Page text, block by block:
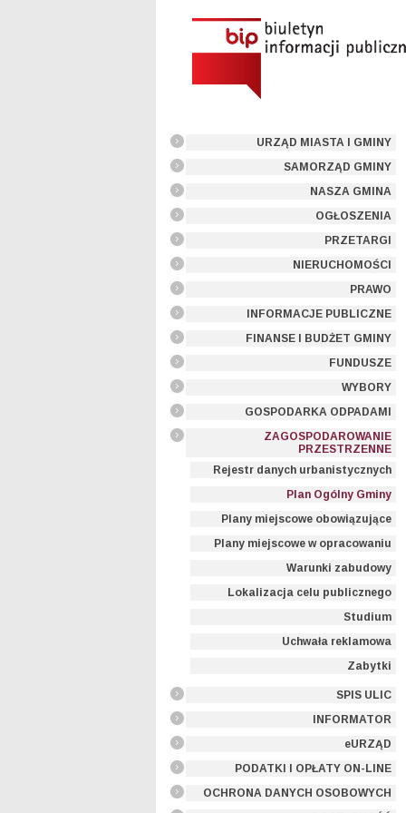
URZĄD MIASTA I GMINY
SAMORZĄD GMINY
NASZA GMINA
OGŁOSZENIA
PRZETARGI
NIERUCHOMOŚCI
PRAWO
INFORMACJE PUBLICZNE
FINANSE I BUDŻET GMINY
FUNDUSZE
WYBORY
GOSPODARKA ODPADAMI
ZAGOSPODAROWANIE
PRZESTRZENNE
Rejestr danych urbanistycznych
Plan Ogólny Gminy
Plany miejscowe obowiązujące
Plany miejscowe w opracowaniu
Warunki zabudowy
Lokalizacja celu publicznego
Studium
Uchwała reklamowa
Zabytki
SPIS ULIC
INFORMATOR
eURZĄD
PODATKI I OPŁATY ON-LINE
OCHRONA DANYCH OSOBOWYCH